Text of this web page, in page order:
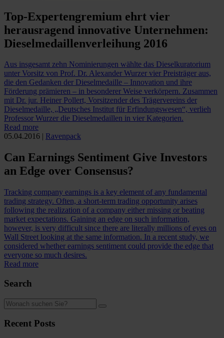
Top-Expertengremium ehrt vier
herausragend innovative Unternehmen:
Dieselmedaillenverleihung 2016
Aus insgesamt zehn Nominierungen wählte das Dieselkuratorium
unter Vorsitz von Prof. Dr. Alexander Wurzer vier Preisträger aus,
die den Gedanken der Dieselmedaille – Innovation und ihre
Förderung prämieren – in besonderer Weise verkörpern. Zusammen
mit Dr. jur. Heiner Pollert, Vorsitzender des Trägervereins der
Dieselmedaille, „Deutsches Institut für Erfindungswesen“, verlieh
Professor Wurzer die Dieselmedaillen in vier Kategorien.
Read more
05.04.2016 | Ravenpack
Can Earnings Sentiment Give Investors
an Edge over Consensus?
Tracking company earnings is a key element of any fundamental
trading strategy. Often, a short-term trading opportunity arises
following the realization of a company either missing or beating
market expectations. Gaining an edge on such information,
however, is very difficult since there are literally millions of eyes on
Wall Street looking at the same information. In a recent study, we
considered whether earnings sentiment could provide the edge that
everyone so much desires.
Read more
Search
Recent Posts